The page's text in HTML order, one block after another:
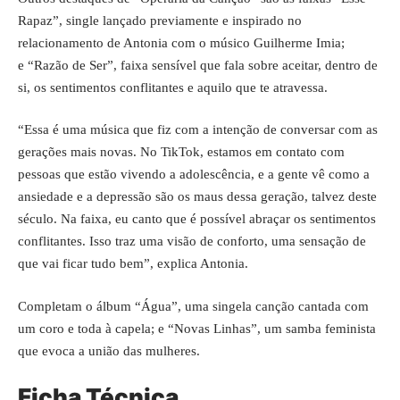
Rapaz”, single lançado previamente e inspirado no
relacionamento de Antonia com o músico Guilherme Imia;
e “Razão de Ser”, faixa sensível que fala sobre aceitar, dentro de
si, os sentimentos conflitantes e aquilo que te atravessa.
“Essa é uma música que fiz com a intenção de conversar com as
gerações mais novas. No TikTok, estamos em contato com
pessoas que estão vivendo a adolescência, e a gente vê como a
ansiedade e a depressão são os maus dessa geração, talvez deste
século. Na faixa, eu canto que é possível abraçar os sentimentos
conflitantes. Isso traz uma visão de conforto, uma sensação de
que vai ficar tudo bem”, explica Antonia.
Completam o álbum “Água”, uma singela canção cantada com
um coro e toda à capela; e “Novas Linhas”, um samba feminista
que evoca a união das mulheres.